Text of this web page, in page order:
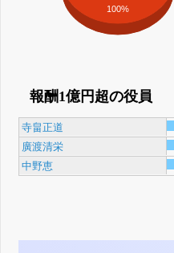
100%
報酬1億円超の役員
寺畠正道
廣渡清栄
中野恵